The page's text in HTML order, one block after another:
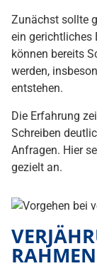
Zunächst sollte
ein gerichtliches
können bereits
werden,
entstehen.
Die Erfahrung
Schreiben
Anfragen. Hier
gezielt an.
RAHMEN